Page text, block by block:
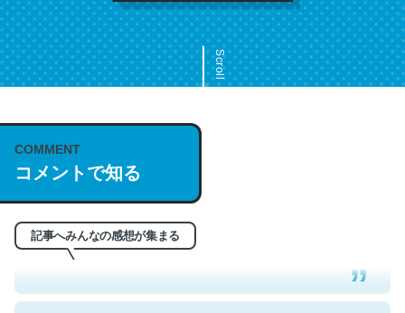
Scroll
COMMENT
コメントで知る
記事へみんなの感想が集まる
これは名文。彼はとてもクレバーなんだろうなと凄く思
う。英語少しでも読める人は原文もお勧め。自分はこの流
れ好き。Let’s Fucking Go. Then Covid hit. Shit.
─今のこの状況が信じられるかい？ by ラーズ・ヌートバー